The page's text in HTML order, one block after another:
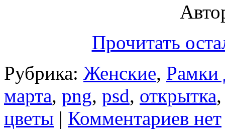
Прочитать
Рубрика: Женские, Рамки
марта, png, psd, открытка
цветы | Комментариев нет